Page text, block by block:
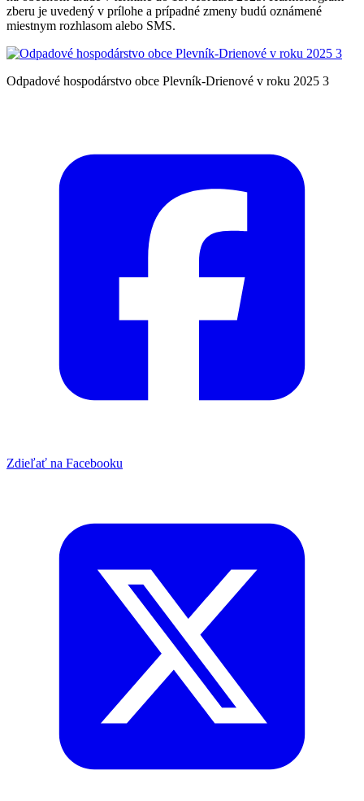
zberu je uvedený v prílohe a prípadné zmeny budú oznámené
miestnym rozhlasom alebo SMS.
Odpadové hospodárstvo obce Plevník-Drienové v roku 2025 3
Zdieľať na Facebooku